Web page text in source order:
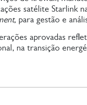
satélite Starlink
para gestão e
aprovadas
na transição